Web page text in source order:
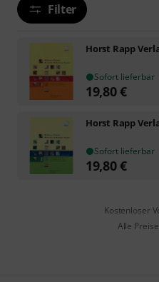
Filter
Horst Rapp
Sofort lieferbar
19,80€
Horst Rapp
Sofort lieferbar
19,80€
Kostenloser
Alle